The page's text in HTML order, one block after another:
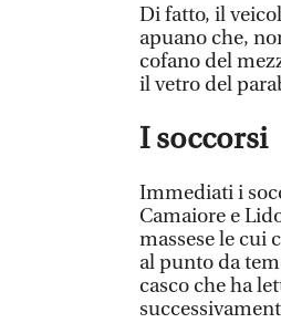
Di fatto, il
apuano che,
cofano del
il vetro del
I soccorsi
Immediati i
Camaiore e
massese le cui
al punto da
casco che ha